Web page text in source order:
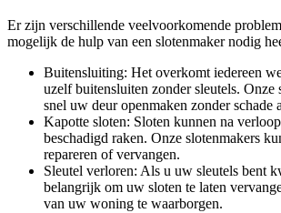
Er zijn verschillende veelvoorkomende
mogelijk de hulp van een slotenmaker nodig
Buitensluiting: Het overkomt iedereen
uzelf buitensluiten zonder sleutels. Onze
snel uw deur openmaken zonder schade
Kapotte sloten: Sloten kunnen na
beschadigd raken. Onze slotenmakers
repareren of vervangen.
Sleutel verloren: Als u uw sleutels bent
belangrijk om uw sloten te laten
van uw woning te waarborgen.